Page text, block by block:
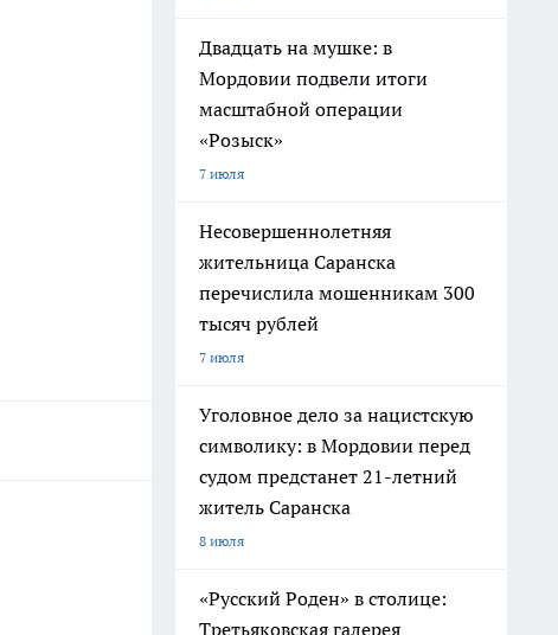
Двадцать на мушке: в
Мордовии подвели итоги
масштабной операции
«Розыск»
7 июля
Несовершеннолетняя
жительница Саранска
перечислила мошенникам 300
тысяч рублей
7 июля
Уголовное дело за нацистскую
символику: в Мордовии перед
судом предстанет 21-летний
житель Саранска
8 июля
«Русский Роден» в столице:
Третьяковская галерея